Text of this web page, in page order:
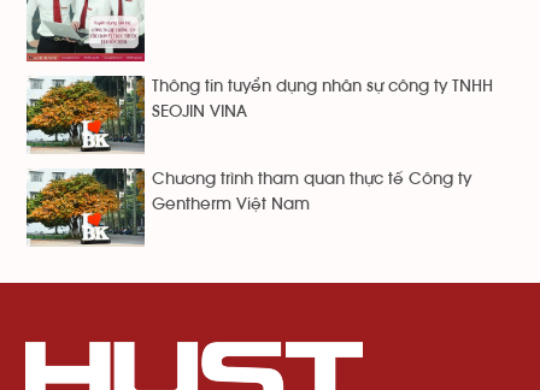
Thông tin tuyển dụng nhân sự công ty TNHH
SEOJIN VINA
Chương trình tham quan thực tế Công ty
Gentherm Việt Nam